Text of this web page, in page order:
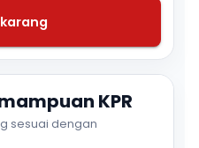
KPR
sesuai dengan